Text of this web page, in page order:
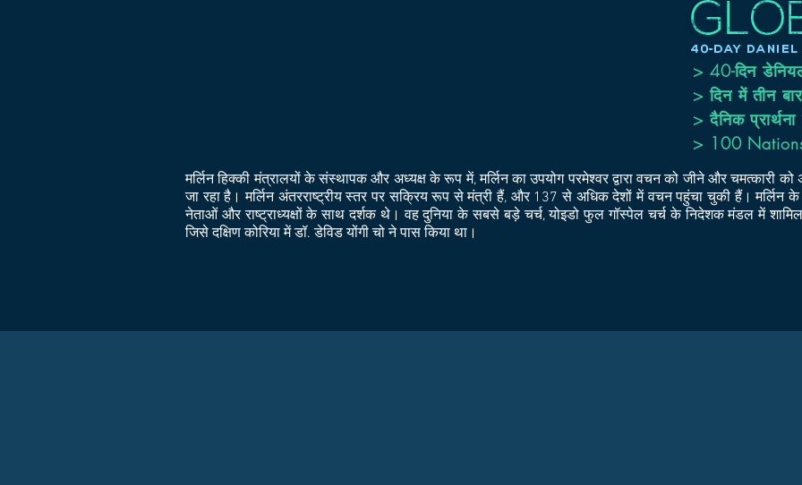
> 40-दिन
> दिन में तीन
> दैनिक
> 100
मर्लिन हिक्की मंत्रालयों के संस्थापक और अध्यक्ष के रूप में, मर्लिन का उपयोग परमेश्वर द्वारा वचन को जीने और चमत्कारी
जा रहा है।मर्लिन अंतरराष्ट्रीय स्तर पर सक्रिय रूप से मंत्री हैं, और 137 से अधिक देशों में वचन पहुंचा चुकी हैं।मर्लिन
नेताओं और राष्ट्राध्यक्षों के साथ दर्शक थे। वह दुनिया के सबसे बड़े चर्च, योइडो फुल गॉस्पेल चर्च के निदेशक मंडल में शामिल
जिसे दक्षिण कोरिया में डॉ. डेविड योंगी चो ने पास किया था।